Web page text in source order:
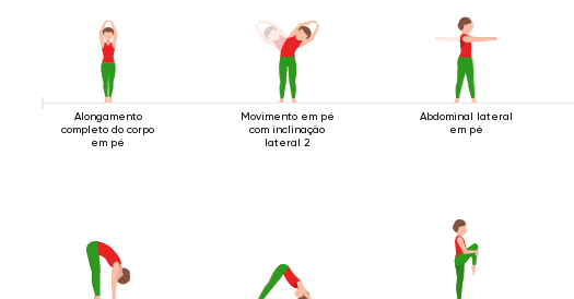
Alongamento
completo do corpo
em pé
Movimento em pé
com inclinação
lateral 2
Abdominal lateral
em pé